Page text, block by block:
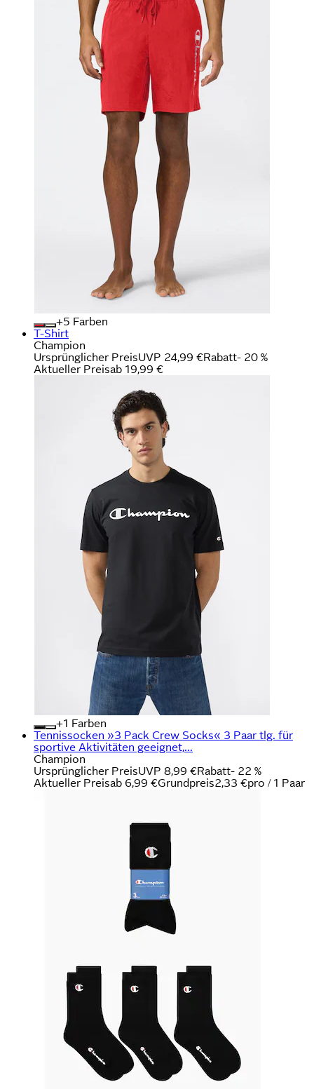
+
Farben
T-Shirt
Champion
Ursprünglicher PreisUVP 24,99 €Rabatt- 20 %
Aktueller Preisab 19,99 €
+
Farben
Tennissocken »3 Pack Crew Socks« 3 Paar tlg. für
sportive Aktivitäten geeignet,...
Champion
Ursprünglicher PreisUVP 8,99 €Rabatt- 22 %
Aktueller Preisab 6,99 €Grundpreis2,33 €pro / 1 Paar